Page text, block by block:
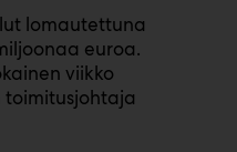
lomautettuna
euroa.
viikko
toimitusjohtaja